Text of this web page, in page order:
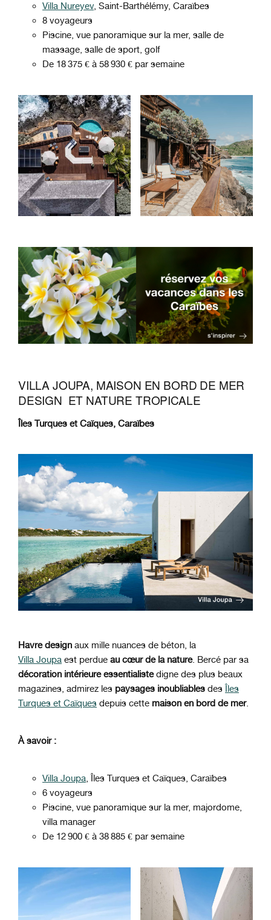
Villa Nureyev, Saint-Barthélémy, Caraïbes
8 voyageurs
Piscine, vue panoramique sur la mer, salle de
massage, salle de sport, golf
De 18 375 € à 58 930 € par semaine
VILLA JOUPA, MAISON EN BORD DE MER
DESIGN ET NATURE TROPICALE
Îles Turques et Caïques, Caraïbes
Havre design aux mille nuances de béton, la
Villa Joupa est perdue au cœur de la nature. Bercé par sa
décoration intérieure essentialistedigne des plus beaux
magazines, admirez les paysages inoubliables des
Îles
Turques et Caïques depuis cette maison en bord de mer.
À savoir :
Villa Joupa, Îles Turques et Caïques, Caraïbes
6 voyageurs
Piscine, vue panoramique sur la mer, majordome,
villa manager
De 12 900 € à 38 885 € par semaine